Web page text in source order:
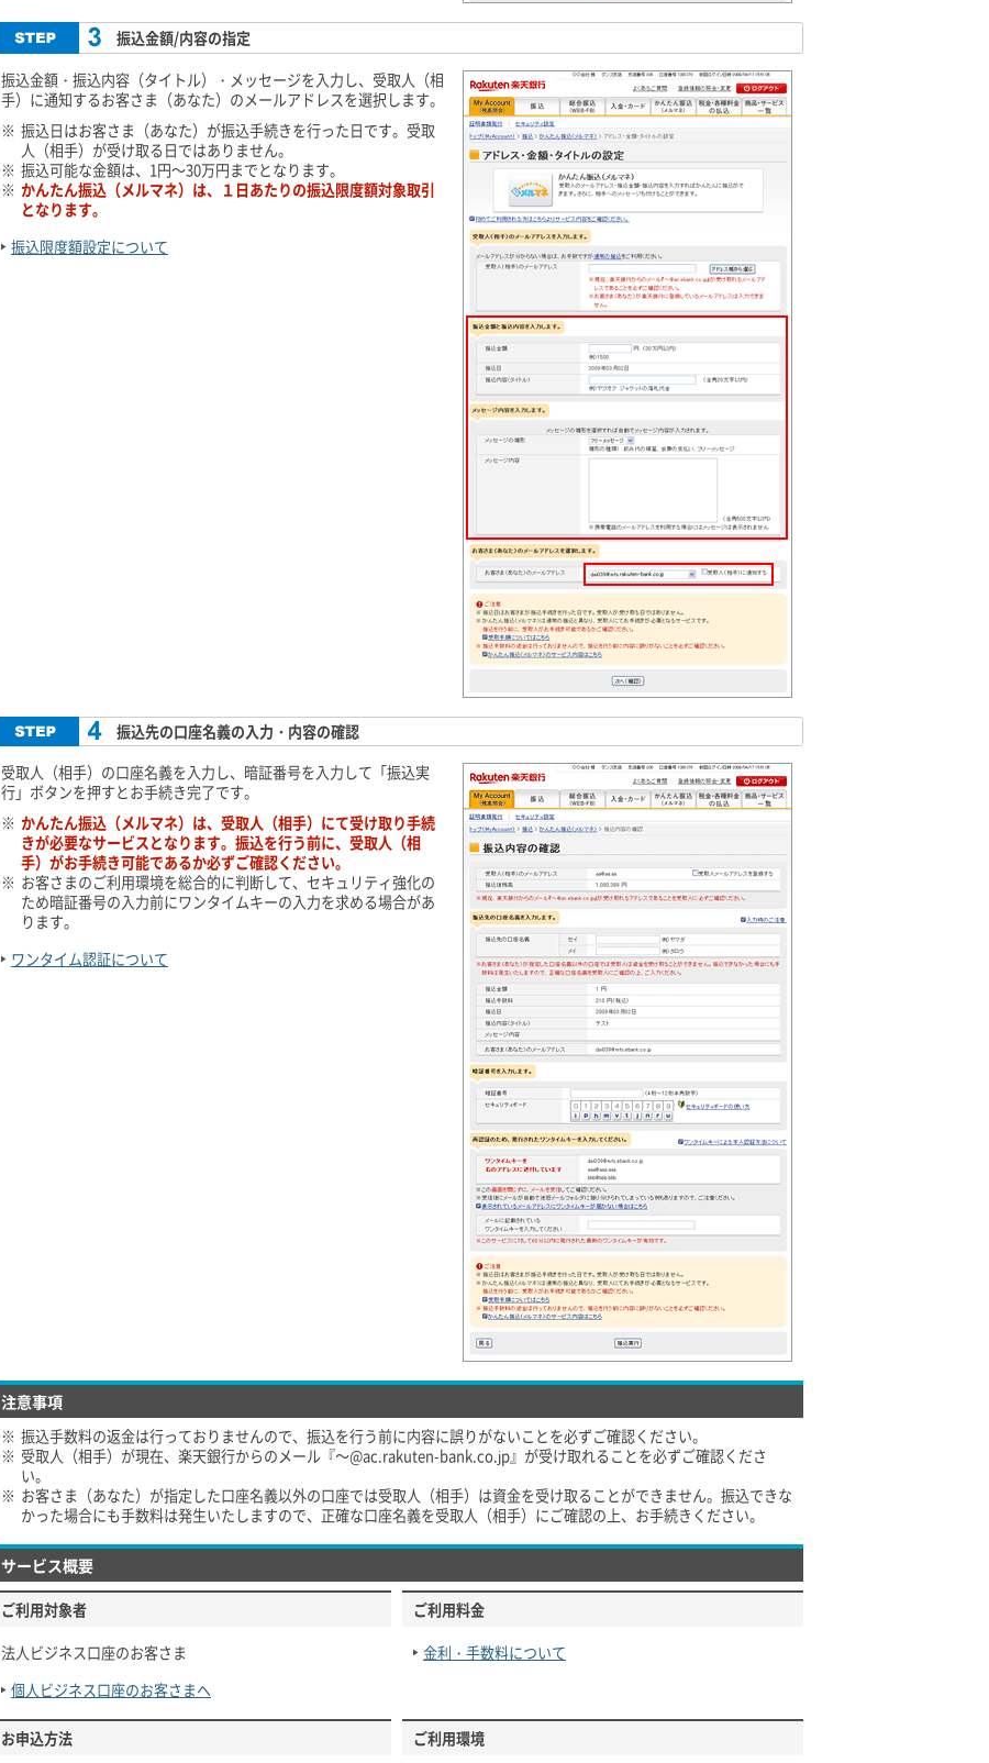
振込金額/内容の指定
振込金額・振込内容（タイトル）・メッセージを入力し、受取人（相
手）に通知するお客さま（あなた）のメールアドレスを選択します。
※ 振込日はお客さま（あなた）が振込手続きを行った日です。受取
人（相手）が受け取る日ではありません。
※ 振込可能な金額は、1円～30万円までとなります。
※ かんたん振込（メルマネ）は、１日あたりの振込限度額対象取引
となります。
振込限度額設定について
振込先の口座名義の入力・内容の確認
受取人（相手）の口座名義を入力し、暗証番号を入力して「振込実
行」ボタンを押すとお手続き完了です。
※ かんたん振込（メルマネ）は、受取人（相手）にて受け取り手続
きが必要なサービスとなります。振込を行う前に、受取人（相
手）がお手続き可能であるか必ずご確認ください。
※ お客さまのご利用環境を総合的に判断して、セキュリティ強化の
ため暗証番号の入力前にワンタイムキーの入力を求める場合があ
ります。
ワンタイム認証について
注意事項
※ 振込手数料の返金は行っておりませんので、振込を行う前に内容に誤りがないことを必ずご確認ください。
※ 受取人（相手）が現在、楽天銀行からのメール『～@ac.rakuten-bank.co.jp』が受け取れることを必ずご確認くださ
い。
※ お客さま（あなた）が指定した口座名義以外の口座では受取人（相手）は資金を受け取ることができません。振込できな
かった場合にも手数料は発生いたしますので、正確な口座名義を受取人（相手）にご確認の上、お手続きください。
サービス概要
ご利用対象者
法人ビジネス口座のお客さま
個人ビジネス口座のお客さまへ
ご利用料金
金利・手数料について
お申込方法 ご利用環境